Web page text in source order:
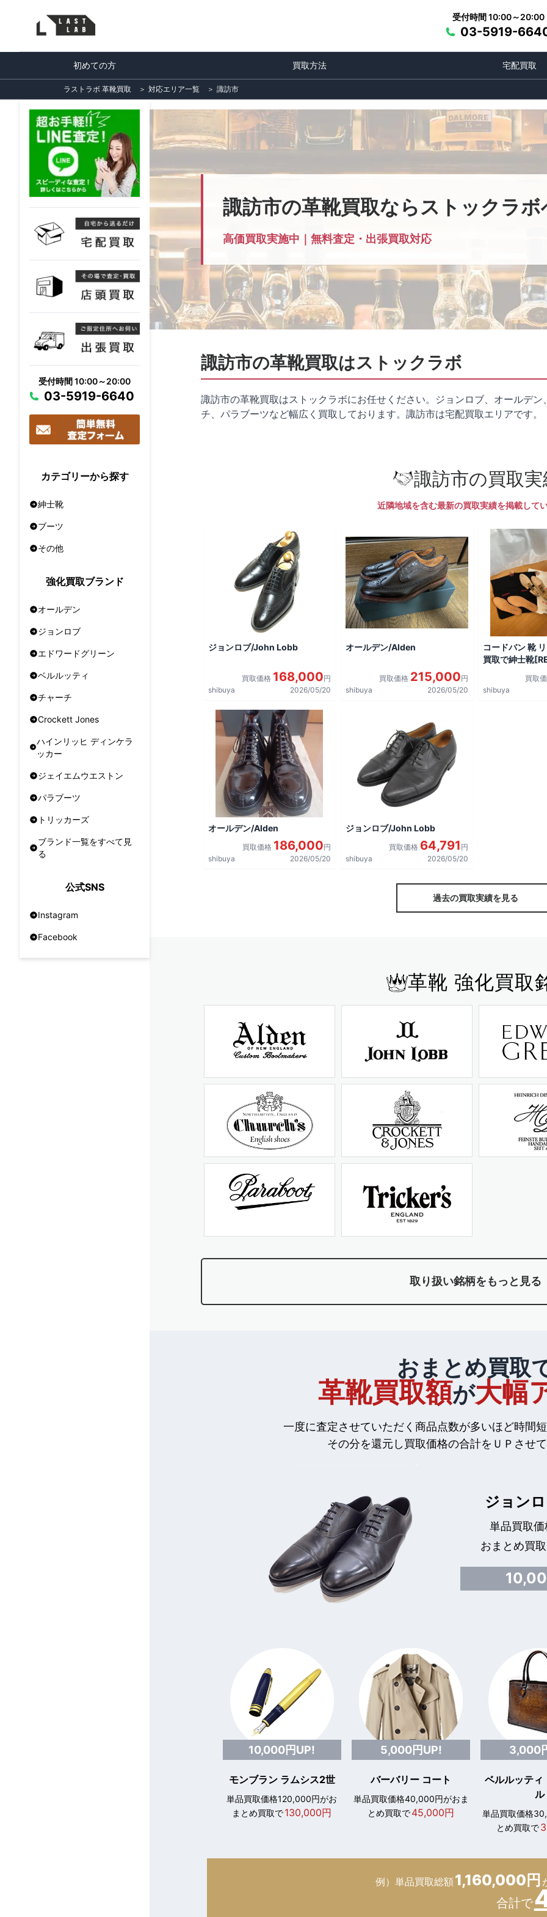
受付時間 10:00～20:00
03-5919-
初めての方 買取方法 宅配買取
ラストラボ 革靴買取 ＞ 対応エリア一覧 ＞ 諏訪市
受付時間 10:00～20:00
03-5919-6640
カテゴリーから探す
紳士靴
ブーツ
その他
強化買取ブランド
オールデン
ジョンロブ
エドワードグリーン
ベルルッティ
チャーチ
Crockett Jones
ハインリッヒ ディンケラ
ッカー
ジェイエムウエストン
パラブーツ
トリッカーズ
ブランド一覧をすべて見
る
公式SNS
Instagram
Facebook
諏訪市の革靴買取ならストックラボ
高価買取実施中｜無料査定・出張買取対応
諏訪市の革靴買取はストックラボ
諏訪市の革靴買取はストックラボにお任せください。ジョンロブ、オールデ
チ、パラブーツなど幅広く買取しております。諏訪市は宅配買取エリアです。
諏訪市の買取実
近隣地域を含む最新の買取実績を掲載して
ジョンロブ/John Lobb
買取価格 168,000円
shibuya
2026/05/20
オールデン/Alden
買取価格 215,000円
shibuya
2026/05/20
コードバン 靴
買取で紳士靴
買取
shibuya
オールデン/Alden
買取価格 186,000円
shibuya
2026/05/20
ジョンロブ/John Lobb
買取価格 64,791 円
shibuya
2026/05/20
過去の買取実績を見る
革靴 強化買取
取り扱い銘柄をもっと見る
おまとめ買取
革靴買取額が大幅
一度に査定させていただく商品点数が多いほど時間
その分を還元し買取価格の合計をＵＰさせ
ジョン
単品買取
おまとめ買
10,000円UP!
モンブラン ラムシス2世
単品買取価格120,000円がお
まとめ買取で130,000円
5,000円UP!
バーバリー コート
単品買取価格40,000円がおま
とめ買取で45,000円
3,000
ベルルッティ
ル
単品買取価格
とめ買取で
例）単品買取総額1,160,000円
合計で